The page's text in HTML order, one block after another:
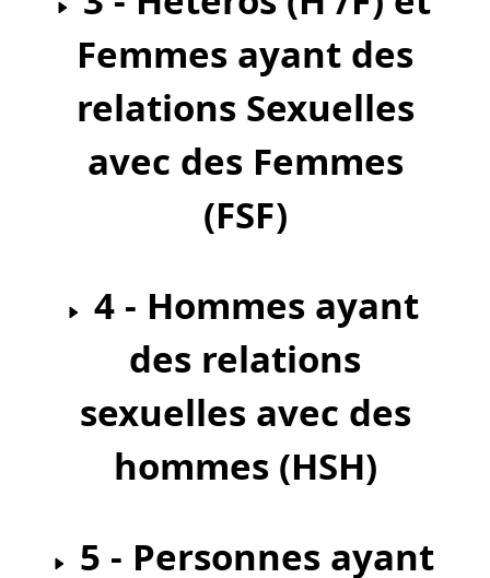
Femmes ayant des
relations Sexuelles
avec des Femmes
(FSF)
des relations
sexuelles avec des
hommes (HSH)